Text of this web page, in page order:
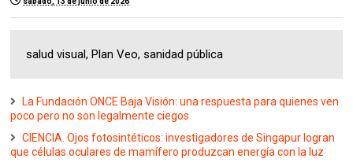
salud visual, Plan Veo, sanidad pública
La Fundación ONCE Baja Visión: una respuesta para quienes ven
poco pero no son legalmente ciegos
CIENCIA. Ojos fotosintéticos: investigadores de Singapur logran
que células oculares de mamífero produzcan energía con la luz